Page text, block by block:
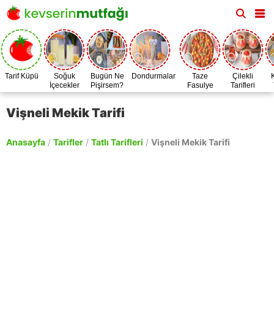
Tarif Küpü
Soğuk
İçecekler
Bugün Ne
Pişirsem?
Dondurmalar
Taze
Fasulye
Zamanı
Çilekli
Tarifleri
Vişneli Mekik Tarifi
Anasayfa / Tarifler / Tatlı Tarifleri / Vişneli Mekik Tarifi